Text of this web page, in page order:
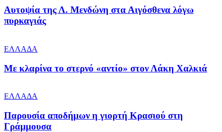
Αυτοψία της Λ. Μενδώνη στα Αιγόσθενα λόγω
πυρκαγιάς
ΕΛΛΑΔΑ
Με κλαρίνα το στερνό «αντίο» στον Λάκη Χαλκιά
ΕΛΛΑΔΑ
Παρουσία αποδήμων η γιορτή Κρασιού στη
Γράμμουσα